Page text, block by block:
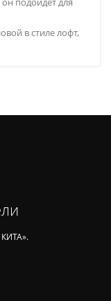
в стиле лофт,
КИТА».